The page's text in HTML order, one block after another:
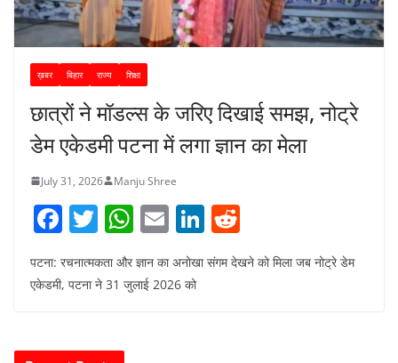
ख़बर बिहार राज्य शिक्षा
छात्रों ने मॉडल्स के जरिए दिखाई समझ, नोट्रे
डेम एकेडमी पटना में लगा ज्ञान का मेला
July 31, 2026 Manju Shree
F
c
T
itt
W
at
E
m
ai
Li
n
k
e
d
पटना: रचनात्मकता और ज्ञान का अनोखा संगम देखने को मिला जब नोट्रे डेम
एकेडमी, पटना ने 31 जुलाई 2026 को